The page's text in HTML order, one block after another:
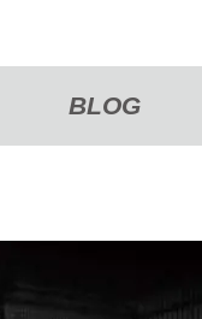
BLOG